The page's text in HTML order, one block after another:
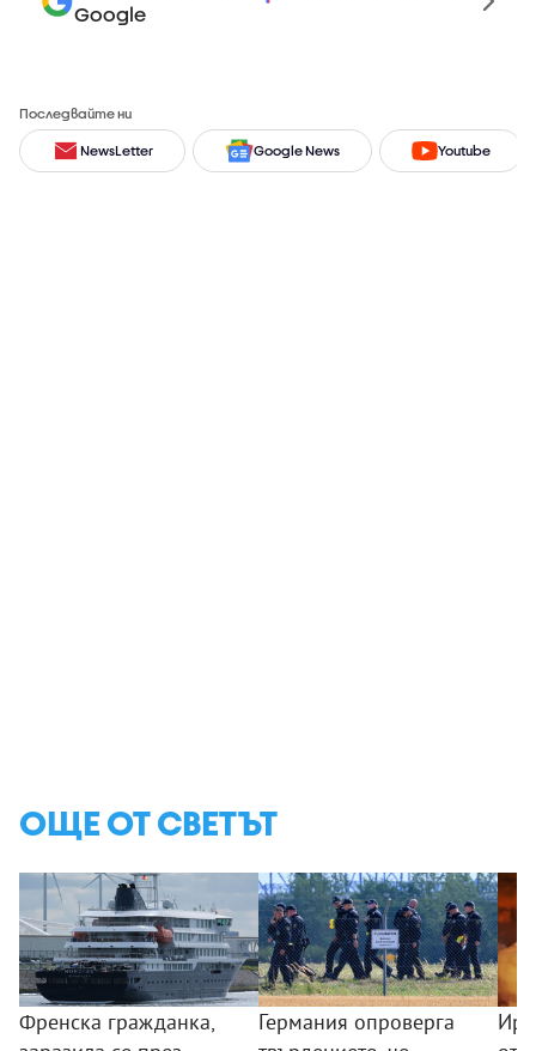
Google
Последвайте ни
NewsLetter Google News Youtube
ОЩЕ ОТ СВЕТЪТ
Френска гражданка,
Германия опроверга